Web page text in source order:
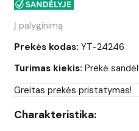
Į palyginimą
Prekės kodas: YT-24246
Turimas kiekis: Prekė
Greitas prekės pristatymas!
Charakteristika: